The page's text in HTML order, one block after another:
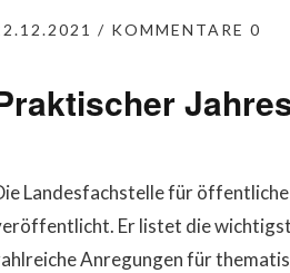
KOMMENTARE 0
Landesfachstelle für
Er listet die
Anregungen für